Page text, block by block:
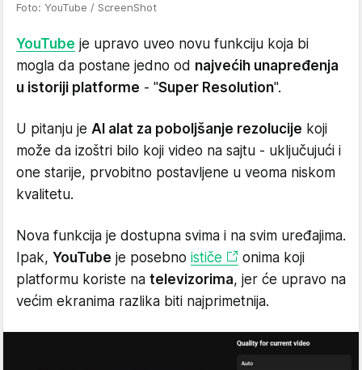
Foto: YouTube / ScreenShot
YouTube je upravo uveo novu funkciju koja bi
mogla da postane jedno od najvećih unapređenja
u istoriji platforme - "Super Resolution".
U pitanju je AI alat za poboljšanje rezolucije koji
može da izoštri bilo koji video na sajtu - uključujući i
one starije, prvobitno postavljene u veoma niskom
kvalitetu.
Nova funkcija je dostupna svima i na svim uređajima.
Ipak, YouTube je posebno ističe
onima koji
platformu koriste na televizorima, jer će upravo na
većim ekranima razlika biti najprimetnija.